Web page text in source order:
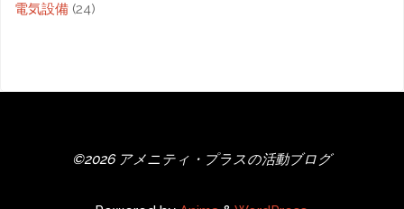
電気設備 (24)
©2026 アメニティ・プラスの活動ブログ